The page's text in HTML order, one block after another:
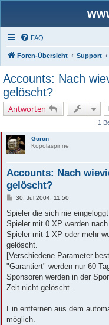
FAQ
Foren-Übersicht Support
Accounts: Nach
gelöscht?
Antworten
1
Goron
Kopolaspinne
Accounts: Nach
gelöscht?
B
i
r
a
30. Jul 2004, 11:50
Spieler die sich nie
Spieler mit 0 XP werden
Spieler mit 1 XP oder mehr
gelöscht.
[Verschiedene Parameter
"Garantiert" werden nur 60
Sponsoren werden in der
Zeit nicht gelöscht.
Ein entfernen aus dem
möglich.